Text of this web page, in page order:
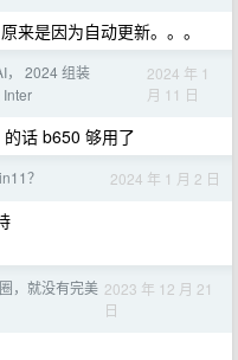
来是因为自动更新。。。
， 2024 组装
2024 年 1
月 11 日
话 b650 够用了
？ 2024 年 1 月 2 日
，就没有完美 2023 年 12 月 21
日